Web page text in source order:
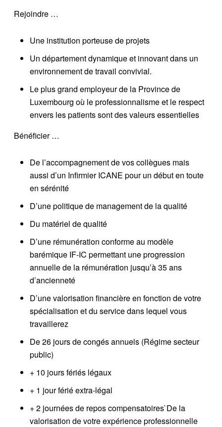
Rejoindre …
Une institution porteuse de projets
Un département dynamique et innovant dans un
environnement de travail convivial.
Le plus grand employeur de la Province de
Luxembourg où le professionnalisme et le respect
envers les patients sont des valeurs essentielles
Bénéficier …
De l’accompagnement de vos collègues mais
aussi d’un Infirmier ICANE pour un début en toute
en sérénité
D’une politique de management de la qualité
Du matériel de qualité
D’une rémunération conforme au modèle
barémique IF-IC permettant une progression
annuelle de la rémunération jusqu’à 35 ans
d’ancienneté
D’une valorisation financière en fonction de votre
spécialisation et du service dans lequel vous
travaillerez
De 26 jours de congés annuels (Régime secteur
public)
+ 10 jours fériés légaux
+ 1 jour férié extra-légal
+ 2 journées de repos compensatoires`De la
valorisation de votre expérience professionnelle